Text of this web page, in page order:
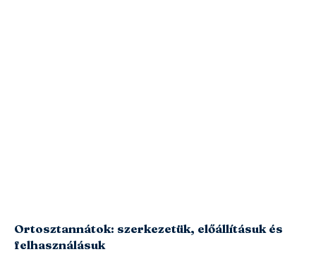
Ortosztannátok: szerkezetük, előállításuk és
felhasználásuk